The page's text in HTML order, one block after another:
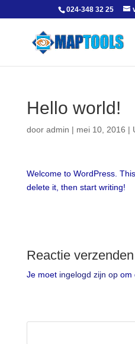
024-348 32 25
Hello world!
door admin | mei 10, 2016 |
Welcome to WordPress.
delete it, then start writing!
Reactie verzenden
Je moet ingelogd zijn opom